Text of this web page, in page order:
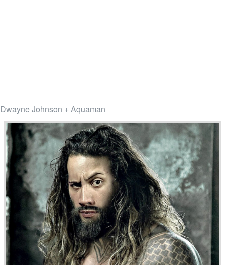
Dwayne Johnson + Aquaman